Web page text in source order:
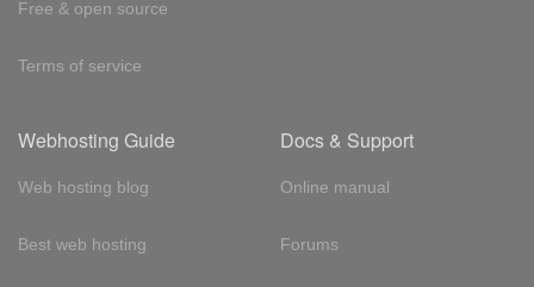
Free & open source
Terms of service
Webhosting Guide
Web hosting blog
Best web hosting
Docs & Support
Online manual
Forums